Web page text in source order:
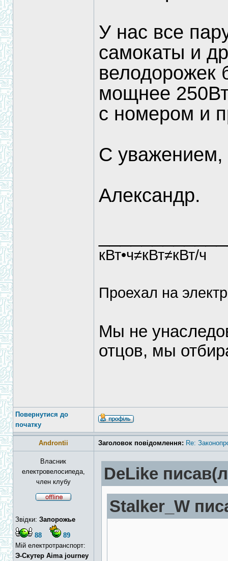
У нас все
самокаты и
велодорожек
мощнее
с номером и
С уважением,
Александр.
кВт•ч≠кВт≠кВт/ч
Проехал на
Мы не
отцов, мы
Повернутися до
початку
Androntii Заголовок повідомлення: Re:
Власник
електровелосипеда,
член клубу
Звідки: Запорожье
88
89
Мій електротранспорт:
Э-Скутер Aima journey
DeLike
Stalker_W